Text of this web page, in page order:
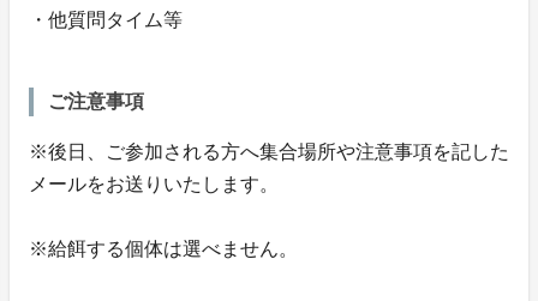
・他質問タイム等
ご注意事項
※後日、ご参加される方へ集合場所や注意事項を記した
メールをお送りいたします。
※給餌する個体は選べません。